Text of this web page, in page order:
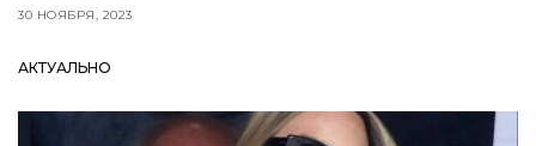
30 НОЯБРЯ, 2023
АКТУАЛЬНО